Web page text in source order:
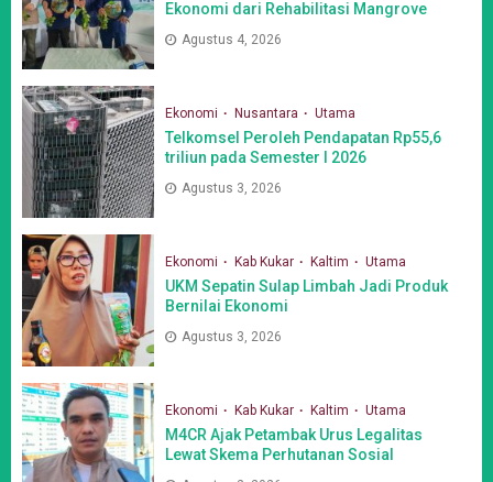
Ekonomi dari Rehabilitasi Mangrove
Agustus 4, 2026
Ekonomi Nusantara Utama
Telkomsel Peroleh Pendapatan Rp55,6
triliun pada Semester I 2026
Agustus 3, 2026
Ekonomi Kab Kukar Kaltim Utama
UKM Sepatin Sulap Limbah Jadi Produk
Bernilai Ekonomi
Agustus 3, 2026
Ekonomi Kab Kukar Kaltim Utama
M4CR Ajak Petambak Urus Legalitas
Lewat Skema Perhutanan Sosial